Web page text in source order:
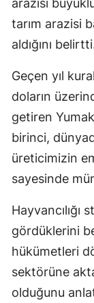
arazisi
tarım arazisi
aldığını
Geçen yıl
doların
getiren
birinci,
üreticimizin
sayesinde
gördüklerini
hükümetleri
sektörüne
olduğunu